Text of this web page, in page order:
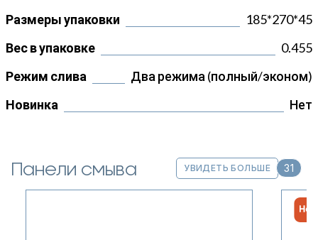
Размеры упаковки
185*270*45
Вес в упаковке
0.455
Режим слива
Два режима (полный/эконом)
Новинка
Нет
Панели смыва УВИДЕТЬ БОЛЬШЕ 31